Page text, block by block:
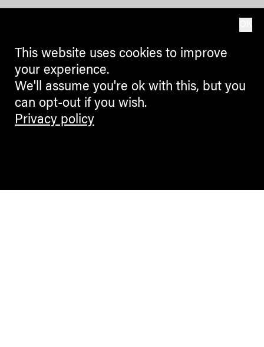
This website uses cookies to improve
your experience.
We'll assume you're ok with this, but you
can opt-out if you wish.
Privacy policy